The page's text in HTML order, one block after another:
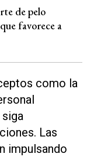
de pelo
favorece a
como la
Las
impulsando